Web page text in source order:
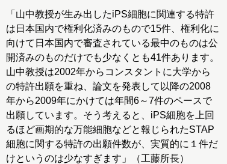
「山中教授が生み出したiPS細胞に関連する特許
は日本国内で権利化済みのもので15件、権利化に
向けて日本国内で審査されている最中のものは公
開済みのものだけでも少なくとも41件あります。
山中教授は2002年からコンスタントに大学から
の特許出願を重ね、論文を発表して以降の2008
年から2009年にかけては年間6～7件のペースで
出願しています。そう考えると、iPS細胞を上回
るほど画期的な万能細胞などと報じられたSTAP
細胞に関する特許の出願件数が、実質的に１件だ
けというのは少なすぎます」（工藤所長）